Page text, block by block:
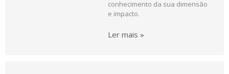
conhecimento da sua dimensão
e impacto.
Ler mais »